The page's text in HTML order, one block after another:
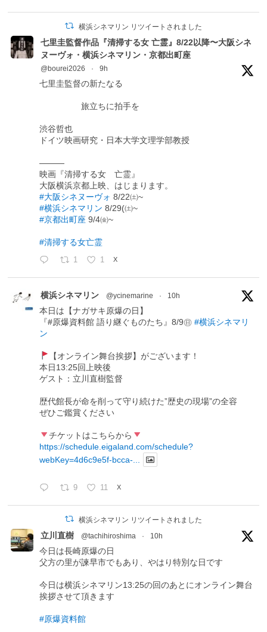
横浜シネマリン リツイートされました
七里圭監督作品『清掃する女 亡霊』8/22以降〜大阪シネ
ヌーヴォ・横浜シネマリン・京都出町座
@bourei2026 · 9h
七里圭監督の新たなる
旅立ちに拍手を
渋谷哲也
ドイツ映画研究・日本大学文理学部教授
―――
映画『清掃する女 亡霊』
大阪横浜京都上映、はじまります。
#大阪シネヌーヴォ 8/22㈯~
#横浜シネマリン 8/29(㈯~
#京都出町座 9/4㈮~
#清掃する女亡霊
1 1 X
横浜シネマリン @ycinemarine · 10h
本日は【ナガサキ原爆の日】
『#原爆資料館 語り継ぐものたち』8/9㊐#横浜シネマリ
ン
【オンライン舞台挨拶】がございます！
本日13:25回上映後
ゲスト：立川直樹監督
歴代館長が命を削って守り続けた”歴史の現場”の全容
ぜひご鑑賞ください
チケットはこちらから
https://schedule.eigaland.com/schedule?
webKey=4d6c9e5f-bcca-...
9 11 X
横浜シネマリン リツイートされました
立川直樹 @tachihiroshima · 10h
今日は長崎原爆の日
父方の里が諫早市でもあり、やはり特別な日です
今日は横浜シネマリン13:25の回のあとにオンライン舞台
挨拶させて頂きます
#原爆資料館